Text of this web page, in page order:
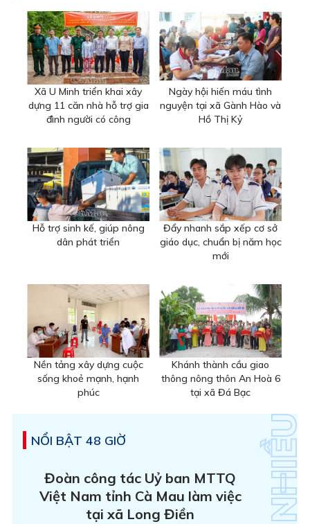
Xã U Minh triển khai xây
dựng 11 căn nhà hỗ trợ gia
đình người có công
Ngày hội hiến máu tình
nguyện tại xã Gành Hào và
Hồ Thị Kỷ
Hỗ trợ sinh kế, giúp nông
dân phát triển
Đẩy nhanh sắp xếp cơ sở
giáo dục, chuẩn bị năm học
mới
Nền tảng xây dựng cuộc
sống khoẻ mạnh, hạnh
phúc
Khánh thành cầu giao
thông nông thôn An Hoà 6
tại xã Đá Bạc
NỔI BẬT 48 GIỜ
Đoàn công tác Uỷ ban MTTQ
Việt Nam tỉnh Cà Mau làm việc
tại xã Long Điền